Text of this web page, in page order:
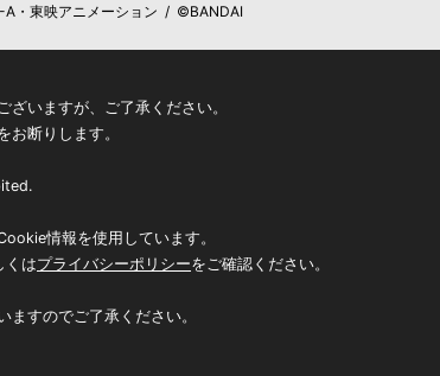
・東映アニメーション / ©BANDAI
いますが、ご了承ください。
断りします。
情報を使用しています。
くはプライバシーポリシーをご確認ください。
すのでご了承ください。